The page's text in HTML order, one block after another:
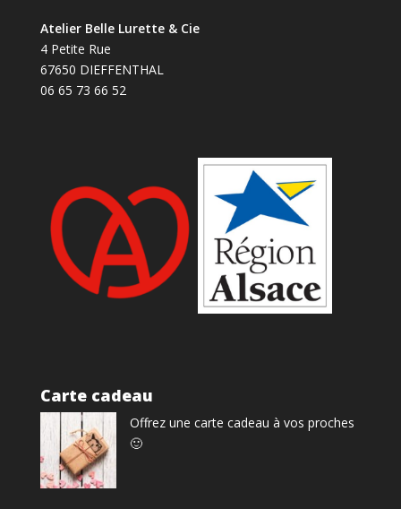
Atelier Belle Lurette & Cie
4 Petite Rue
67650 DIEFFENTHAL
06 65 73 66 52
Carte cadeau
Offrez une carte cadeau à vos proches
🙂